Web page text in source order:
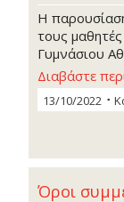
Η
τους
Γυμνάσιου
Διαβάστε
13/10/2022
Όροι